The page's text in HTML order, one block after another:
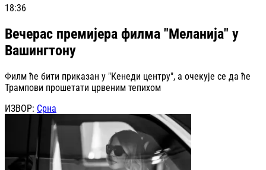
18:36
Вечерас премијера филма "Меланија" у
Вашингтону
Филм ће бити приказан у "Кенеди центру", а очекује се да ће
Трампови прошетати црвеним тепихом
ИЗВОР: Срна